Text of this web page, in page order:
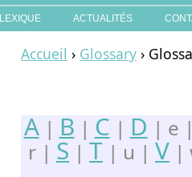
LEXIQUE ACTUALITÉS
Accueil › Glossary ›
A| B | C | D | e
r | S | T | u | V |